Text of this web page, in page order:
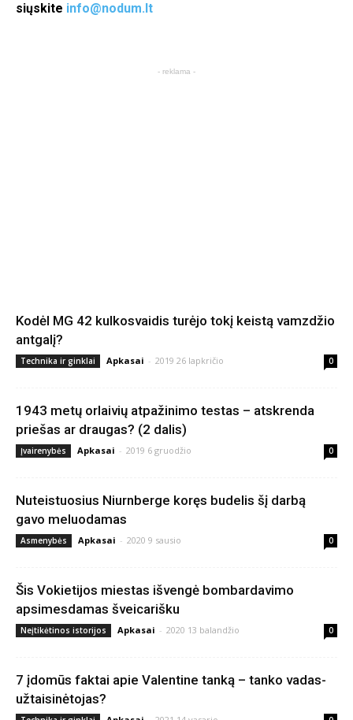
siųskite info@nodum.lt
- reklama -
Kodėl MG 42 kulkosvaidis turėjo tokį keistą vamzdžio
antgalį?
Technika ir ginklai Apkasai - 2019 26 lapkričio 0
1943 metų orlaivių atpažinimo testas – atskrenda
priešas ar draugas? (2 dalis)
Įvairenybės Apkasai - 2019 6 gruodžio 0
Nuteistuosius Niurnberge koręs budelis šį darbą
gavo meluodamas
Asmenybės Apkasai - 2020 9 sausio 0
Šis Vokietijos miestas išvengė bombardavimo
apsimesdamas šveicarišku
Neįtikėtinos istorijos Apkasai - 2020 13 balandžio 0
7 įdomūs faktai apie Valentine tanką – tanko vadas-
užtaisinėtojas?